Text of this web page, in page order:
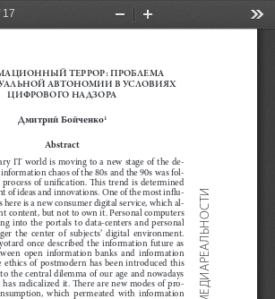
17
Zoom
ТЕРРОР: ПРОБЛЕМА
АВТОНОМИИ В УСЛОВИЯХ
ЦИФРОВОГО НАДЗОРА
Дмитрий Бойченко1
Abstract
IT world is moving to a new stage of the de-
chaos of the 80s and the 90s was fol-
process  of  unification.  This  trend  is  determined
of ideas and innovations. One of the most influ-
is a new consumer digital service, which al-
content, but not to own it. Personal computers
into  the  portals  to  data-centers  and  personal
the  center  of  subjects’  digital  environment.
once  described  the  information  future  as
open  information  banks  and  information
ethics  of  postmodern  has  been  introduced  this
the central dilemma of our age and nowadays
radicalized it. There are new modes of pro-
which  permeated  with  information